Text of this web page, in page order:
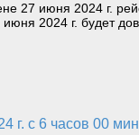
июня 2024 г.
2024 г. будет